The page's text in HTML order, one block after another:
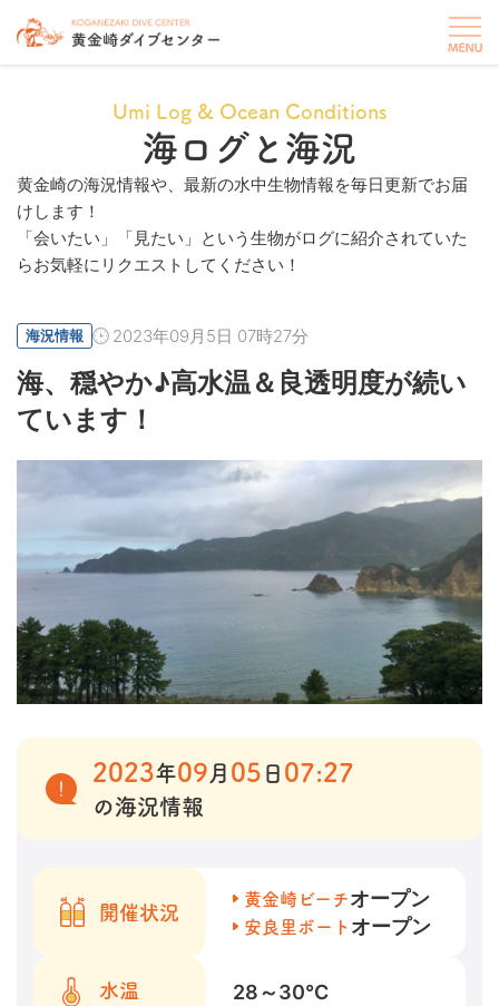
Umi Log & Ocean Conditions
海ログと海況
黄金崎の海況情報や、最新の水中生物情報を毎日更新でお届
けします！
「会いたい」「見たい」という生物がログに紹介されていた
らお気軽にリクエストしてください！
海況情報 2023年09月5日 07時27分
海、穏やか♪高水温＆良透明度が続い
ています！
2023年09 月 05 日 07:27
の海況情報
開催状況
黄金崎ビーチオープン
安良里ボート オープン
水温 28～30℃